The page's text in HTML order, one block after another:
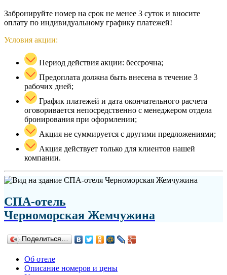
Забронируйте номер на срок не менее 3 суток и вносите
оплату по индивидуальному графику платежей!
Условия акции:
Период действия акции: бессрочна;
Предоплата должна быть внесена в течение 3
рабочих дней;
График платежей и дата окончательного расчета
оговоривается непосредственно с менеджером отдела
бронирования при оформлении;
Акция не суммируется с другими предложениями;
Акция действует только для клиентов нашей
компании.
СПА-отель
Черноморская Жемчужина
Поделиться…
Об отеле
Описание номеров и цены